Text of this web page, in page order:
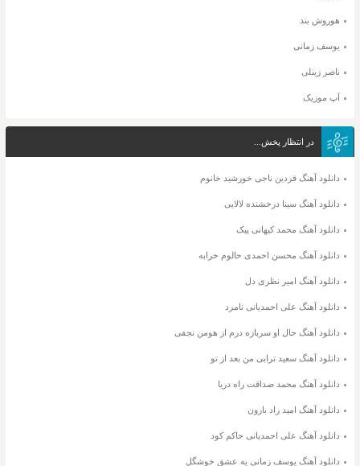
هوروش بند
یوسف زمانی
ناصر زینلی
آپ موزیک
در انتظار پخش...
دانلود آهنگ فردین ناجی خورشید خانوم
دانلود آهنگ سینا درخشنده لالایی
دانلود آهنگ محمد کیهانی پیک
دانلود آهنگ محسن احمدی حالوم خرابه
دانلود آهنگ امیر نظری دل
دانلود آهنگ علی احمدیانی نامرد
دانلود آهنگ حال او سربازه درم از هومن نجفی
دانلود آهنگ سعید ترابی من بعد از تو
دانلود آهنگ محمد صداقت راه دریا
دانلود آهنگ امید راد بارون
دانلود آهنگ علی احمدیانی حاکم کود
دانلود آهنگ یوسف زمانی یه عشق خوشگل